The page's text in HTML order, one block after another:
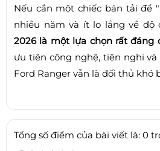
Nếu cần một chiếc bán tải để
nhiều năm và ít lo lắng về độ
2026 là một lựa chọn rất đáng
ưu tiên công nghệ, tiện nghi
Ford Ranger vẫn là đối thủ khó
Tổng số điểm của bài viết là: 0